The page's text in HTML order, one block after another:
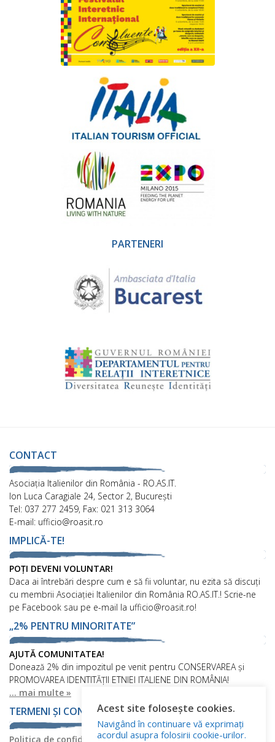
PARTENERI
CONTACT
Asociaţia Italienilor din România - RO.AS.IT.
Ion Luca Caragiale 24, Sector 2, București
Tel: 037 277 2459, Fax: 021 313 3064
E-mail: ufficio@roasit.ro
IMPLICĂ-TE!
POȚI DEVENI VOLUNTAR!
Daca ai întrebări despre cum e să fii voluntar, nu ezita să discuți
cu membrii Asociației Italienilor din România RO.AS.IT.! Scrie-ne
pe Facebook sau pe e-mail la ufficio@roasit.ro!
„2% PENTRU MINORITATE”
AJUTĂ COMUNITATEA!
Donează 2% din impozitul pe venit pentru CONSERVAREA și
PROMOVAREA IDENTITĂȚII ETNIEI ITALIENE DIN ROMÂNIA!
... mai multe »
TERMENI ȘI CONDIȚII
Politica de confidențialitatePolitica privind fișierele cookies
Acest site folosește cookies.
Navigând în continuare vă exprimați
acordul asupra folosirii cookie-urilor.